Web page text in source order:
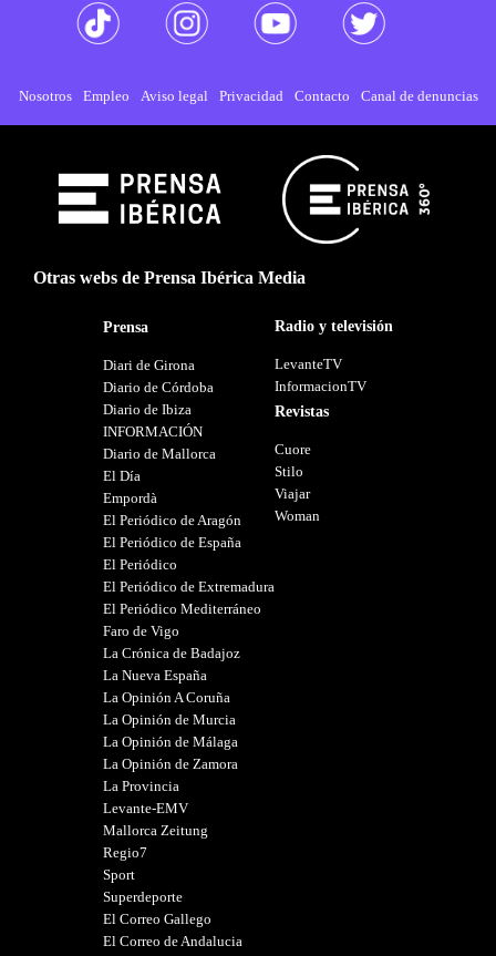
Nosotros Empleo Aviso legal Privacidad Contacto Canal de denuncias
Otras webs de Prensa Ibérica Media
Prensa
Diari de Girona
Diario de Córdoba
Diario de Ibiza
INFORMACIÓN
Diario de Mallorca
El Día
Empordà
El Periódico de Aragón
El Periódico de España
El Periódico
El Periódico de Extremadura
El Periódico Mediterráneo
Faro de Vigo
La Crónica de Badajoz
La Nueva España
La Opinión A Coruña
La Opinión de Murcia
La Opinión de Málaga
La Opinión de Zamora
La Provincia
Levante-EMV
Mallorca Zeitung
Regio7
Sport
Superdeporte
El Correo Gallego
El Correo de Andalucia
Radio y televisión
LevanteTV
InformacionTV
Revistas
Cuore
Stilo
Viajar
Woman